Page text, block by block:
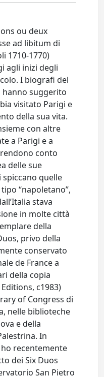
ou deux
ad libitum di
1710-1770)
agli inizi degli
I biografi del
suggerito
visitato Parigi e
della sua vita.
con altre
a Parigi e a
conto
delle sue
quelle
“napoletano”,
stava
in molte città
della
privo della
conservato
de France a
della copia
c1983)
of Congress di
nelle biblioteche
e della
In
recentemente
dei Six Duos
San Pietro